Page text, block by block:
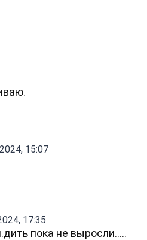
15:07
17:35
пока не выросли.....